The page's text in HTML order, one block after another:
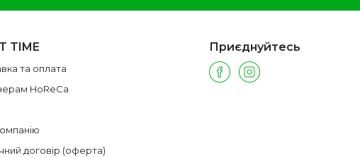
TIME
та оплата
HoReCa
договір (оферта)
Приєднуйтесь